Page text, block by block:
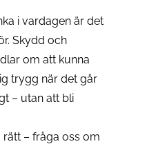
i vardagen är det
Skydd och
om att kunna
trygg när det går
– utan att bli
rätt – fråga oss om